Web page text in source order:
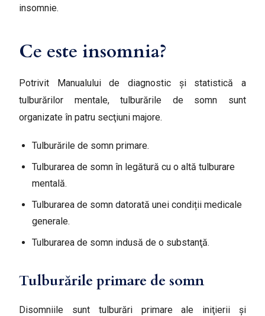
insomnie.
Ce este insomnia?
Potrivit Manualului de diagnostic şi statistică a
tulburărilor mentale, tulburările de somn sunt
organizate în patru secţiuni majore.
Tulburările de somn primare.
Tulburarea de somn în legătură cu o altă tulburare
mentală.
Tulburarea de somn datorată unei condiții medicale
generale.
Tulburarea de somn indusă de o substanţă.
Tulburările primare de somn
Disomniile sunt tulburări primare ale iniţierii şi